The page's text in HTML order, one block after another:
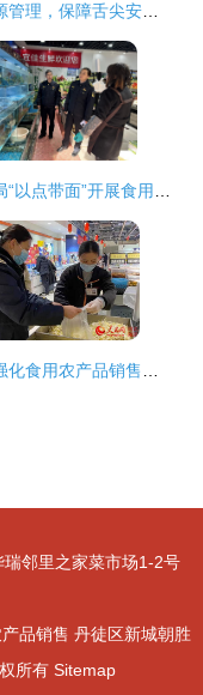
强化溯源管理，保障舌尖安全——市场监管总局拟规定食用农产品无溯源凭证不得上市销售
保康县局“以点带面”开展食用农产品销售质量安全检查
衡水市强化食用农产品销售监管 筑牢“舌尖安全”防线
邻里之家菜市场1-2号
品销售 丹徒区新城朝胜
所有 Sitemap